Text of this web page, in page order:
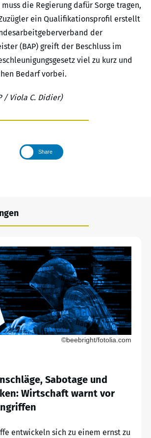
die Regierung dafür Sorge tragen,
ein Qualifikationsprofil erstellt
der
(BAP) greift der Beschluss im
viel zu kurz und
Bedarf vorbei.
/ Viola C. Didier)
Share
©beebright/fotolia.com
Sabotage und
Wirtschaft warnt vor
entwickeln sich zu einem ernst zu